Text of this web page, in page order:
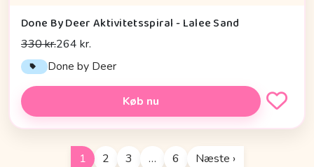
Done By Deer Aktivitetsspiral - Lalee Sand
330 kr.264 kr.
Done by Deer
Køb nu
1 2 3 … 6 Næste ›